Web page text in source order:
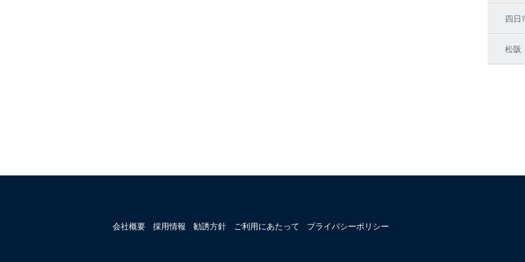
四日
松阪
会社概要 採用情報 勧誘方針 ご利用にあたって プライバシーポリシー